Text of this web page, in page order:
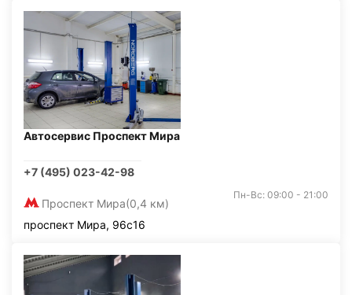
Автосервис Проспект Мира
+7 (495) 023-42-98
Проспект Мира(0,4 км)
Пн-Вс: 09:00 - 21:00
проспект Мира, 96с16